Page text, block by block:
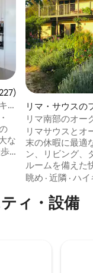
ー227件、5つ星中5
な
リマ・サウスの
イ
リマ南部のオー
リマサウスとオ
末の休暇に最適な場所
ン、リビング、
ルームを備えた
同伴OKのホス
とベナラの間に
す。 マウンテンバイクやブッシュウォー
ースウェイはそ
眺め · 近隣 · ハイ
ィ・設備